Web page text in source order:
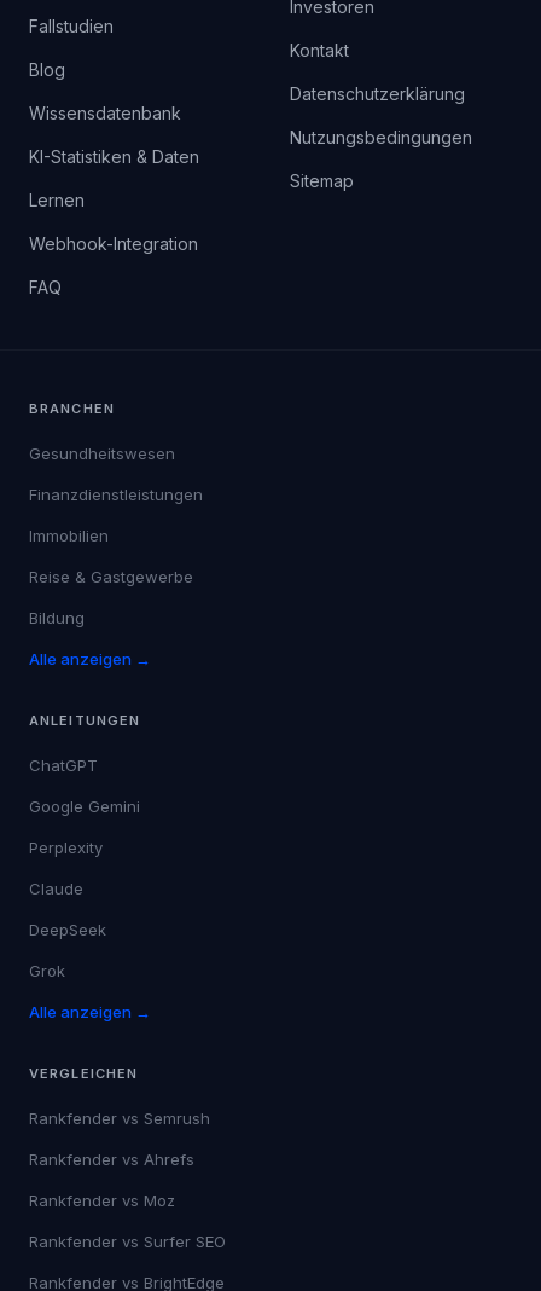
Fallstudien
Blog
Wissensdatenbank
KI-Statistiken & Daten
Lernen
Webhook-Integration
FAQ
Investoren
Kontakt
Datenschutzerklärung
Nutzungsbedingungen
Sitemap
BRANCHEN
Gesundheitswesen
Finanzdienstleistungen
Immobilien
Reise & Gastgewerbe
Bildung
Alle anzeigen →
ANLEITUNGEN
ChatGPT
Google Gemini
Perplexity
Claude
DeepSeek
Grok
Alle anzeigen →
VERGLEICHEN
Rankfender vs Semrush
Rankfender vs Ahrefs
Rankfender vs Moz
Rankfender vs Surfer SEO
Rankfender vs BrightEdge